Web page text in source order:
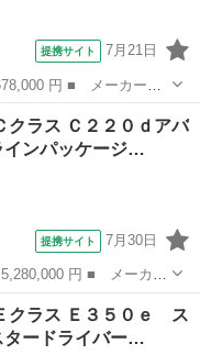
提携サイト 7月21日
ラス ■ グレード
セーフティーＰＫＧ
クラス Ｃ２２０ｄアバ
ンパッケージ…
提携サイト 7月30日
ラス ■ グレード
ンパッケージ Ｓ／
クラス Ｅ３５０ｅ ス
タードライバー…